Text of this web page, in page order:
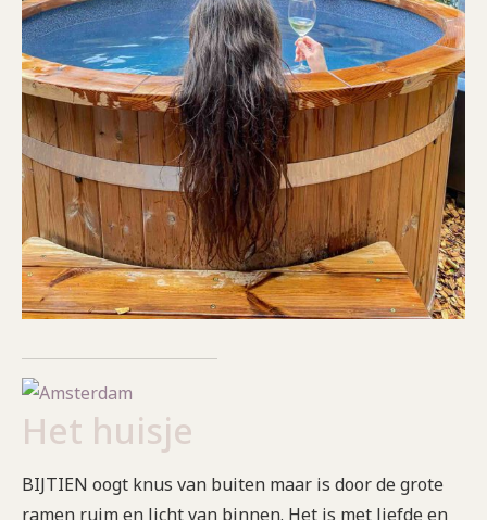
Het huisje
BIJTIEN oogt knus van buiten maar is door de grote
ramen ruim en licht van binnen. Het is met liefde en